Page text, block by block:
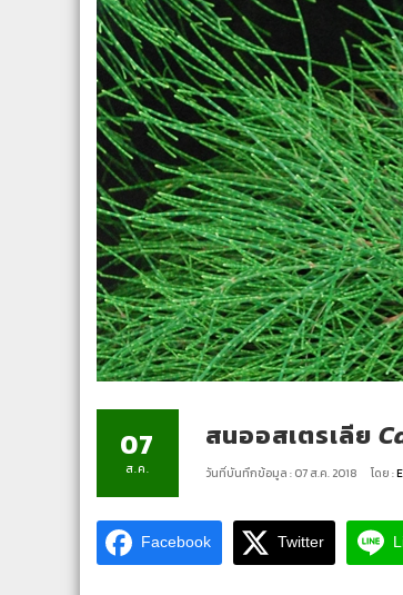
07
ส.ค.
สนออสเตรเลีย
วันที่บันทึกข้อมูล : 07 ส.ค. 2018 โดย :
Facebook Twitter